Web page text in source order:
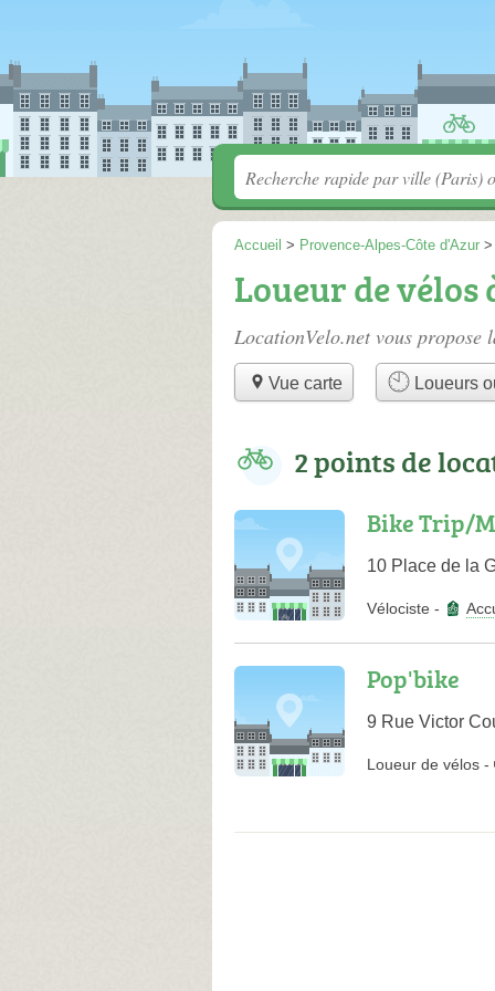
Accueil > Provence-Alpes-Côte d'Azur
Loueur de vélos
LocationVelo.net vous propose
Vue carte Loueurs
2 points de
Bike Trip/
10 Place de la
Vélociste -
Pop'bike
9 Rue Victor
Loueur de vélos -